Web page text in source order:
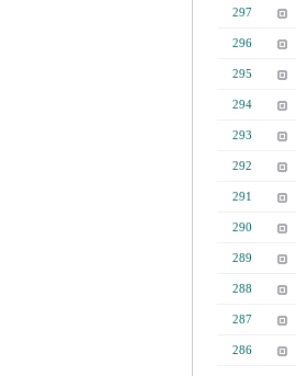
297
296
295
294
293
292
291
290
289
288
287
286